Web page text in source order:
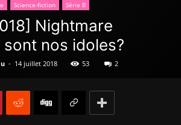
Science-fiction Série B
Nightmare
sont nos idoles?
- 14 juillet 2018 53 2